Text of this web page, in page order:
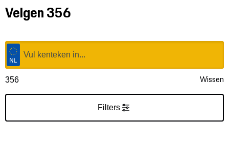
Auto Accessoires
Classic
Nieuw
Velgen 356
356 Wissen
Filters